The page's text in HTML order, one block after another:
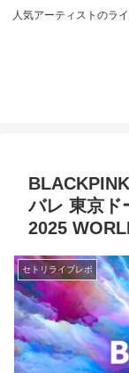
人気アーティストのラ
バレ 東京ド
2025
セトリライブレポ